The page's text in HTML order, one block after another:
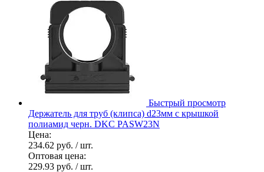
Быстрый просмотр
Держатель для труб (клипса) d23мм с крышкой
полиамид черн. DKC PASW23N
Цена:
234.62 руб. / шт.
Оптовая цена:
229.93 руб. / шт.